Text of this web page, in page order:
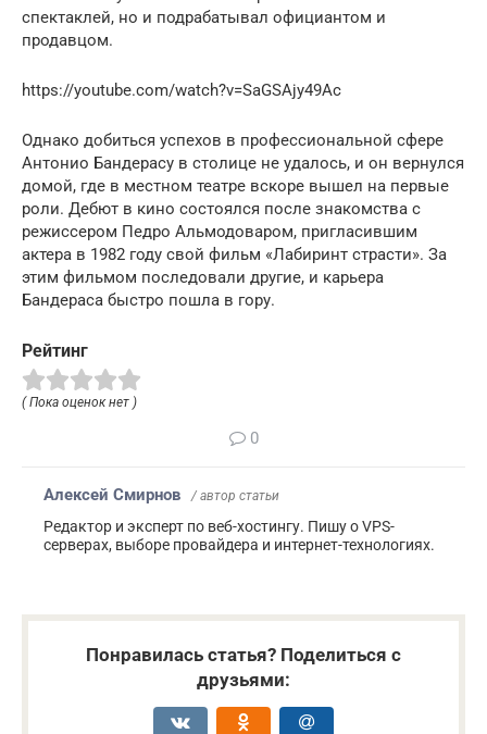
спектаклей, но и подрабатывал официантом и
продавцом.
https://youtube.com/watch?v=SaGSAjy49Ac
Однако добиться успехов в профессиональной сфере
Антонио Бандерасу в столице не удалось, и он вернулся
домой, где в местном театре вскоре вышел на первые
роли. Дебют в кино состоялся после знакомства с
режиссером Педро Альмодоваром, пригласившим
актера в 1982 году свой фильм «Лабиринт страсти». За
этим фильмом последовали другие, и карьера
Бандераса быстро пошла в гору.
Рейтинг
( Пока оценок нет )
0
Алексей Смирнов / автор статьи
Редактор и эксперт по веб-хостингу. Пишу о VPS-
серверах, выборе провайдера и интернет-технологиях.
Понравилась статья? Поделиться с
друзьями: